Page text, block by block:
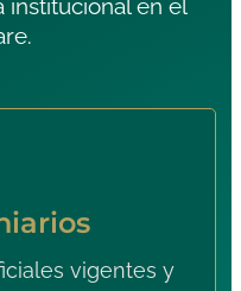
institucional en el
vigentes y